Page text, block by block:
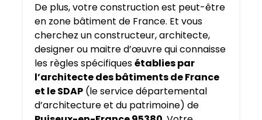
De plus, votre construction est peut-être
en zone bâtiment de France. Et vous
cherchez un constructeur, architecte,
designer ou maitre d’œuvre qui connaisse
les règles spécifiquesétablies par
l’architecte des bâtiments de France
et le SDAP (le service départemental
d’architecture et du patrimoine) de